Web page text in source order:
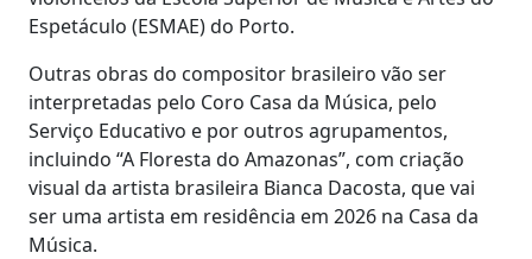
Espetáculo (ESMAE) do Porto.
Outras obras do compositor brasileiro vão ser
interpretadas pelo Coro Casa da Música, pelo
Serviço Educativo e por outros agrupamentos,
incluindo “A Floresta do Amazonas”, com criação
visual da artista brasileira Bianca Dacosta, que vai
ser uma artista em residência em 2026 na Casa da
Música.